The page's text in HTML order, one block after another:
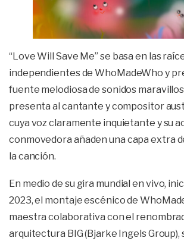
“Love Will Save Me” se basa en las
independientes de WhoMadeWho y
fuente melodiosa de sonidos
presenta al cantante y compositor
cuya voz claramente inquietante y su
conmovedora añaden una capa extra
la canción.
En medio de su gira mundial en vivo,
2023, el montaje escénico de
maestra colaborativa con el
arquitectura BIG (Bjarke Ingels